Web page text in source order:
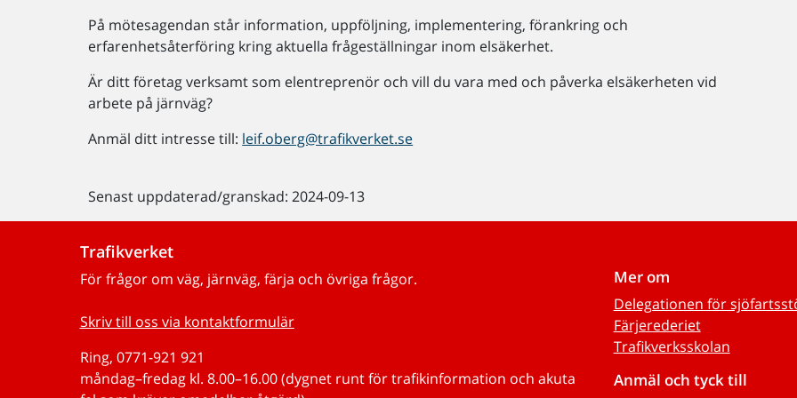
På mötesagendan står information, uppföljning, implementering, förankring och
erfarenhetsåterföring kring aktuella frågeställningar inom elsäkerhet.
Är ditt företag verksamt som elentreprenör och vill du vara med och påverka elsäkerheten vid
arbete på järnväg?
Anmäl ditt intresse till: leif.oberg@trafikverket.se
Senast uppdaterad/granskad: 2024-09-13
Trafikverket
För frågor om väg, järnväg, färja och övriga frågor.
Skriv till oss via kontaktformulär
Ring, 0771-921 921
måndag–fredag kl. 8.00–16.00 (dygnet runt för trafikinformation och akuta
Mer om
Delegationen för
Färjerederiet
Trafikverksskolan
Anmäl och tyck till